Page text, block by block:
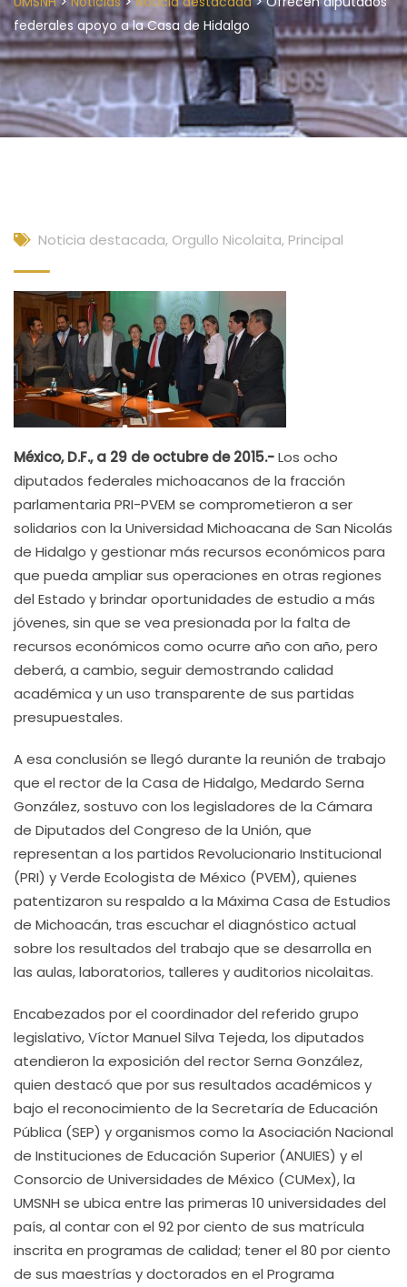
federales apoyo a la Casa de Hidalgo
Noticia destacada, Orgullo Nicolaita, Principal
México, D.F., a 29 de octubre de 2015.-Los ocho
diputados federales michoacanos de la fracción
parlamentaria PRI-PVEM se comprometieron a ser
solidarios con la Universidad Michoacana de San Nicolás
de Hidalgo y gestionar más recursos económicos para
que pueda ampliar sus operaciones en otras regiones
del Estado y brindar oportunidades de estudio a más
jóvenes, sin que se vea presionada por la falta de
recursos económicos como ocurre año con año, pero
deberá, a cambio, seguir demostrando calidad
académica y un uso transparente de sus partidas
presupuestales.
A esa conclusión se llegó durante la reunión de trabajo
que el rector de la Casa de Hidalgo, Medardo Serna
González, sostuvo con los legisladores de la Cámara
de Diputados del Congreso de la Unión, que
representan a los partidos Revolucionario Institucional
(PRI) y Verde Ecologista de México (PVEM), quienes
patentizaron su respaldo a la Máxima Casa de Estudios
de Michoacán, tras escuchar el diagnóstico actual
sobre los resultados del trabajo que se desarrolla en
las aulas, laboratorios, talleres y auditorios nicolaitas.
Encabezados por el coordinador del referido grupo
legislativo, Víctor Manuel Silva Tejeda, los diputados
atendieron la exposición del rector Serna González,
quien destacó que por sus resultados académicos y
bajo el reconocimiento de la Secretaría de Educación
Pública (SEP) y organismos como la Asociación Nacional
de Instituciones de Educación Superior (ANUIES) y el
Consorcio de Universidades de México (CUMex), la
UMSNH se ubica entre las primeras 10 universidades del
país, al contar con el 92 por ciento de sus matrícula
inscrita en programas de calidad; tener el 80 por ciento
de sus maestrías y doctorados en el Programa